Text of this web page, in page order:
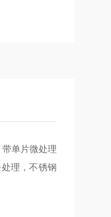
单片微处理
理，不锈钢